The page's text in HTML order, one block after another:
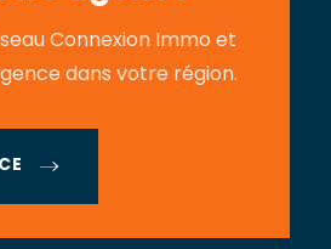
Connexion Immo et
dans votre région.